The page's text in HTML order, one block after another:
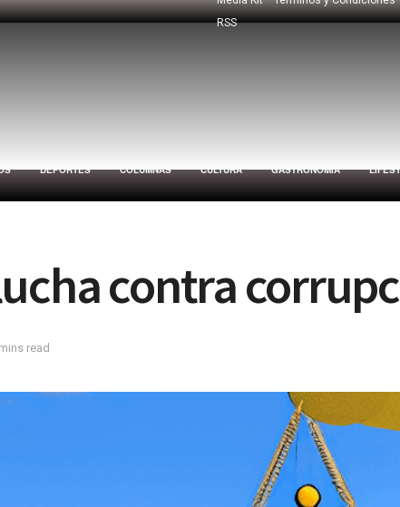
RSS
DEPORTES COLUMNAS CULTURA GASTRONOMÍA
contra
read